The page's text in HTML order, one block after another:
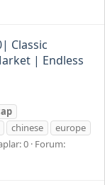
Classic
| Endless
chinese
europe
0 Forum: